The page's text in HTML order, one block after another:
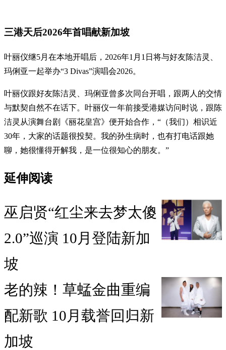
三港天后2026年首唱献新加坡
叶丽仪继5月在本地开唱后，2026年1月1日将与好友陈洁灵、
玛俐亚一起举办“3 Divas”演唱会2026。
叶丽仪跟好友陈洁灵、玛俐亚曾多次同台开唱，跟两人的交情
与默契自然不在话下。叶丽仪一年前接受港媒访问时说，跟陈
洁灵从演舞台剧《丽花皇宫》便开始合作，“（我们）相识近
30年，大家的话题很投契。我的孙生病时，也有打电话跟她
聊，她很懂得开解我，是一位很知心的朋友。”
延伸阅读
巫启贤“红尘来去梦太傻
2.0”巡演 10月登陆新加
坡
老的辣！草蜢金曲重编
配新歌 10月载誉回归新
加坡